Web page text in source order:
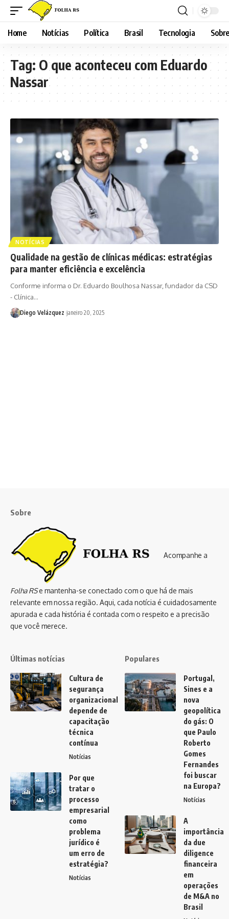
Home Notícias Política Brasil Tecnologia
Tag: O que aconteceu com Eduardo
Nassar
NOTÍCIAS
Qualidade na gestão de clínicas médicas: estratégias
para manter eficiência e excelência
Conforme informa o Dr. Eduardo Boulhosa Nassar, fundador da CSD
- Clínica…
Diego Velázquez janeiro 20, 2025
Sobre
Acompanhe a
Folha RSe mantenha-se conectado com o que há de mais
relevante em nossa região. Aqui, cada notícia é cuidadosamente
apurada e cada história é contada com o respeito e a precisão
que você merece.
Últimas notícias
Cultura de
segurança
organizacional
depende de
capacitação
técnica
contínua
Notícias
Por que
tratar o
processo
empresarial
como
problema
jurídico é
um erro de
estratégia?
Notícias
Populares
Portugal,
Sines e a
nova
geopolítica
do gás: O
que Paulo
Roberto
Gomes
Fernandes
foi buscar
na Europa?
Notícias
A
importância
da due
diligence
financeira
em
operações
de M&A no
Brasil